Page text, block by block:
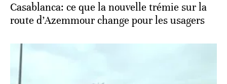
Casablanca: ce que la nouvelle trémie sur la
route d’Azemmour change pour les usagers